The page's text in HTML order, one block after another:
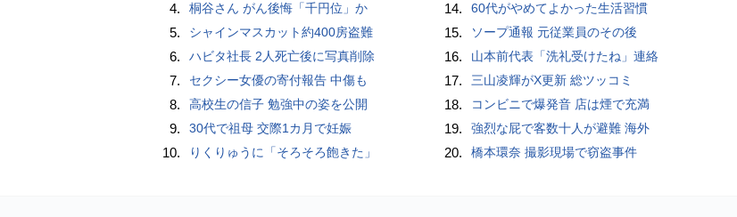
4. 桐谷さん がん後悔「千円位」か
5. シャインマスカット約400房盗難
6. ハビタ社長 2人死亡後に写真削除
7. セクシー女優の寄付報告 中傷も
8. 高校生の信子 勉強中の姿を公開
9. 30代で祖母 交際1カ月で妊娠
10. りくりゅうに「そろそろ飽きた」
14. 60代がやめてよかった生活習慣
15. ソープ通報 元従業員のその後
16. 山本前代表「洗礼受けたね」連絡
17. 三山凌輝がX更新 総ツッコミ
18. コンビニで爆発音 店は煙で充満
19. 強烈な屁で客数十人が避難 海外
20. 橋本環奈 撮影現場で窃盗事件